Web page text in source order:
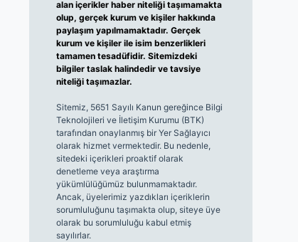
alan içerikler haber niteliği taşımamakta
olup, gerçek kurum ve kişiler hakkında
paylaşım yapılmamaktadır. Gerçek
kurum ve kişiler ile isim benzerlikleri
tamamen tesadüfidir. Sitemizdeki
bilgiler taslak halindedir ve tavsiye
niteliği taşımazlar.
Sitemiz, 5651 Sayılı Kanun gereğince Bilgi
Teknolojileri ve İletişim Kurumu (BTK)
tarafından onaylanmış bir Yer Sağlayıcı
olarak hizmet vermektedir. Bu nedenle,
sitedeki içerikleri proaktif olarak
denetleme veya araştırma
yükümlülüğümüz bulunmamaktadır.
Ancak, üyelerimiz yazdıkları içeriklerin
sorumluluğunu taşımakta olup, siteye üye
olarak bu sorumluluğu kabul etmiş
sayılırlar.